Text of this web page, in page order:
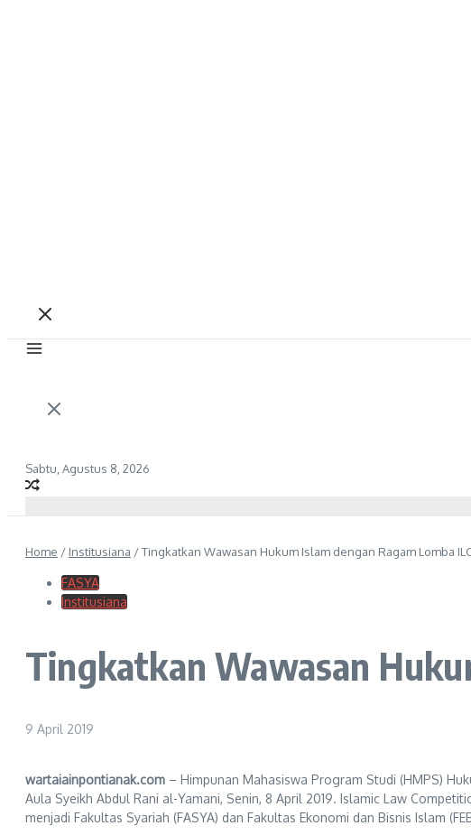
Sabtu, Agustus 8, 2026
Home / Institusiana /Tingkatkan Wawasan Hukum Islam dengan Ragam Lomba
FASYA
Institusiana
Tingkatkan Wawasan
9 April 2019
wartaiainpontianak.com – Himpunan Mahasiswa Program Studi (HMPS)
Aula Syeikh Abdul Rani al-Yamani, Senin, 8 April 2019. Islamic Law
menjadi Fakultas Syariah (FASYA) dan Fakultas Ekonomi dan Bisnis Islam